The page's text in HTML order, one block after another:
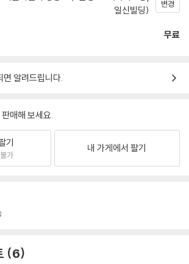
일신빌딩)
변경
무료
알려드립니다.
매해 보세요.
기
가
내 가게에서 팔기
6